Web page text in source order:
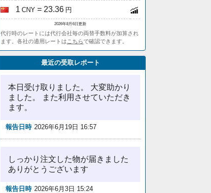
1 CNY = 23.36 円
2026年8月6日更新
代行時のレートには代行会社毎の両替手数料が加算され
ます。各社の適用レートは こちらで確認できます。
最近の受取レポート
本日受け取りました。 大変助かり
ました。 また利用させていただき
ます。
報告日時 2026年6月19日 16:57
しっかり注文した物が届きました
ありがとうございます
報告日時 2026年6月3日 15:24